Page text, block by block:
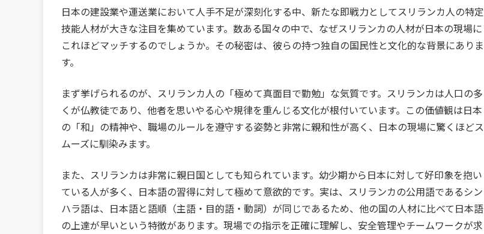
日本の建設業や運送業において人手不足が深刻化する中、新たな即戦力としてスリランカ人の特定
技能人材が大きな注目を集めています。数ある国々の中で、なぜスリランカの人材が日本の現場に
これほどマッチするのでしょうか。その秘密は、彼らの持つ独自の国民性と文化的な背景にありま
す。
まず挙げられるのが、スリランカ人の「極めて真面目で勤勉」な気質です。スリランカは人口の多
くが仏教徒であり、他者を思いやる心や規律を重んじる文化が根付いています。この価値観は日本
の「和」の精神や、職場のルールを遵守する姿勢と非常に親和性が高く、日本の現場に驚くほどス
ムーズに馴染みます。
また、スリランカは非常に親日国としても知られています。幼少期から日本に対して好印象を抱い
ている人が多く、日本語の習得に対して極めて意欲的です。実は、スリランカの公用語であるシン
ハラ語は、日本語と語順（主語・目的語・動詞）が同じであるため、他の国の人材に比べて日本語
の上達が早いという特徴があります。現場での指示を正確に理解し、安全管理やチームワークが求